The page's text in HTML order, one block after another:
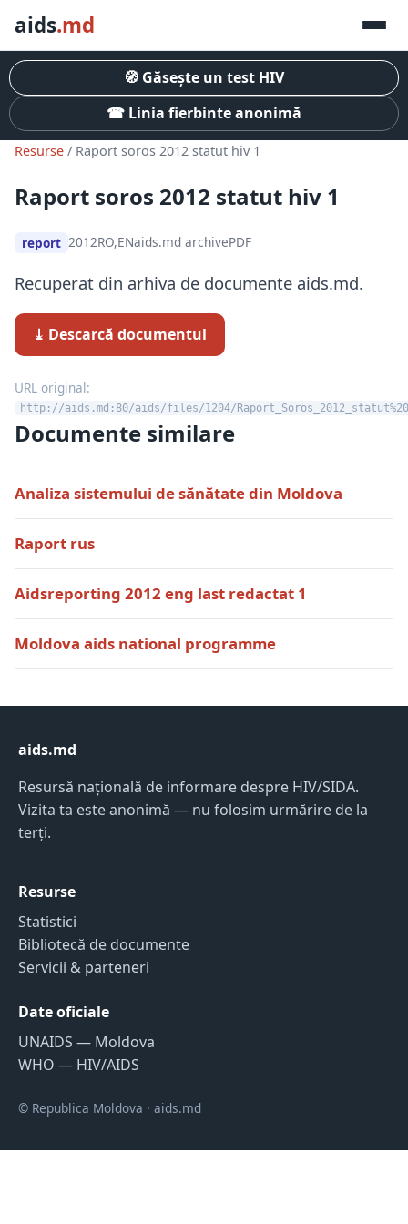
aids.md
🧭 Găsește un test HIV
☎ Linia fierbinte anonimă
Resurse / Raport soros 2012 statut hiv 1
Raport soros 2012 statut hiv 1
report 2012RO,ENaids.md archivePDF
Recuperat din arhiva de documente aids.md.
⤓ Descarcă documentul
URL original:
http://aids.md:80/aids/files/1204/
Documente similare
Analiza sistemului de sănătate din Moldova
Raport rus
Aidsreporting 2012 eng last redactat 1
Moldova aids national programme
aids.md
Resursă națională de informare despre HIV/SIDA.
Vizita ta este anonimă — nu folosim urmărire de la
terți.
Resurse
Statistici
Bibliotecă de documente
Servicii & parteneri
Date oficiale
UNAIDS — Moldova
WHO — HIV/AIDS
© Republica Moldova · aids.md